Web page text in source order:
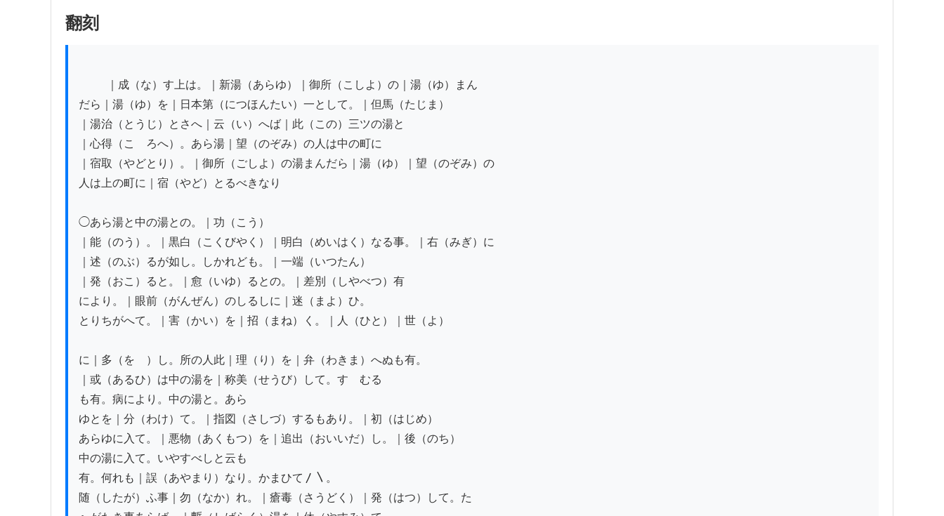
翻刻
だら｜湯（ゆ）を｜日本第（につほんたい）一として。｜但馬（たじま）
｜湯治（とうじ）とさへ｜云（い）へば｜此（この）三ツの湯と
｜心得（こゝろへ）。あら湯｜望（のぞみ）の人は中の町に
｜宿取（やどとり）。｜御所（ごしよ）の湯まんだら｜湯（ゆ）｜望（のぞみ）の
人は上の町に｜宿（やど）とるべきなり
◯あら湯と中の湯との。｜功（こう）
｜能（のう）。｜黒白（こくびやく）｜明白（めいはく）なる事。｜右（みぎ）に
｜述（のぶ）るが如し。しかれども。｜一端（いつたん）
｜発（おこ）ると。｜愈（いゆ）るとの。｜差別（しやべつ）有
により。｜眼前（がんぜん）のしるしに｜迷（まよ）ひ。
とりちがへて。｜害（かい）を｜招（まね）く。｜人（ひと）｜世（よ）
に｜多（をゝ）し。所の人此｜理（り）を｜弁（わきま）へぬも有。
｜或（あるひ）は中の湯を｜称美（せうび）して。すゝむる
も有。病により。中の湯と。あら
ゆとを｜分（わけ）て。｜指図（さしづ）するもあり。｜初（はじめ）
あらゆに入て。｜悪物（あくもつ）を｜追出（おいいだ）し。｜後（のち）
中の湯に入て。いやすべしと云も
有。何れも｜誤（あやまり）なり。かまひて〳〵。
随（したが）ふ事｜勿（なか）れ。｜瘡毒（さうどく）｜発（はつ）して。た